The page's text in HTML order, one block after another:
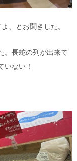
、とお聞きした。
。長蛇の列が出来て
ない！